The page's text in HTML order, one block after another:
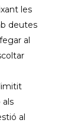
les
deutes
al
als
al